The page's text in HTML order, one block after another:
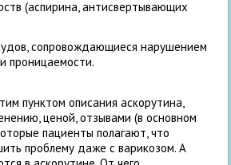
(аспирина, антисвертывающих
сопровождающиеся нарушением
проницаемости.
пунктом описания аскорутина,
ценой, отзывами (в основном
пациенты полагают, что
проблему даже с варикозом. А